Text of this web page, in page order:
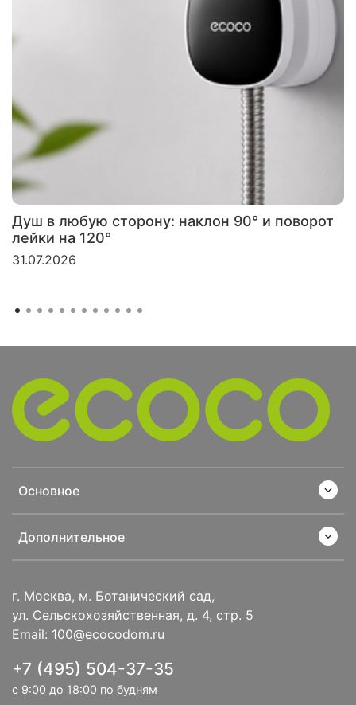
Душ в любую сторону: наклон 90° и поворот
лейки на 120°
31.07.2026
г. Москва, м. Ботанический сад,
ул. Сельскохозяйственная, д. 4, стр. 5
Email: 100@ecocodom.ru
+7 (495) 504-37-35
с 9:00 до 18:00 по будням
Основное
Дополнительное